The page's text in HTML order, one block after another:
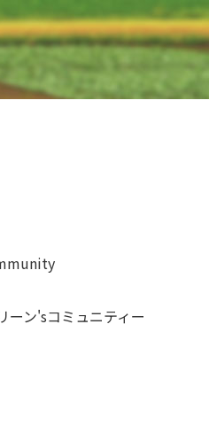
ン'sコミュニティー